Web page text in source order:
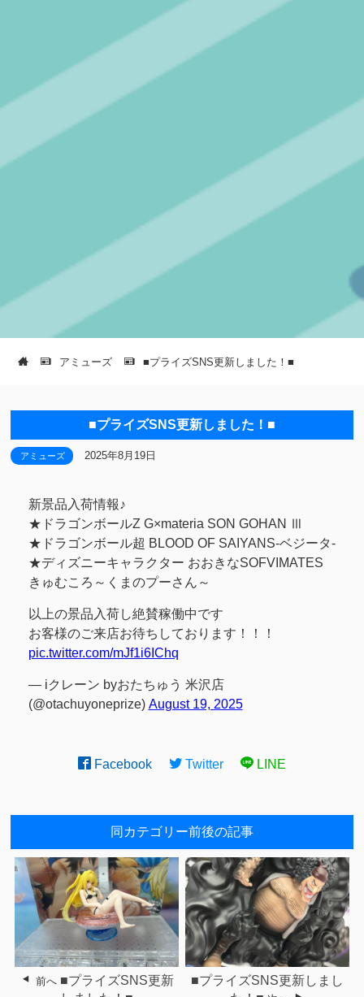
アミューズ ■プライズSNS更新しました！■
■プライズSNS更新しました！■
アミューズ 2025年8月19日
新景品入荷情報♪
★ドラゴンボールZ G×materia SON GOHAN Ⅲ
★ドラゴンボール超 BLOOD OF SAIYANS-ベジータ-
★ディズニーキャラクター おおきなSOFVIMATES
きゅむころ～くまのプーさん～
以上の景品入荷し絶賛稼働中です
お客様のご来店お待ちしております！！！
pic.twitter.com/mJf1i6IChq
— iクレーン byおたちゅう 米沢店
(@otachuyoneprize) August 19, 2025
Facebook Twitter LINE
同カテゴリー前後の記事
前へ ■プライズSNS更新
■プライズSNS更新しまし